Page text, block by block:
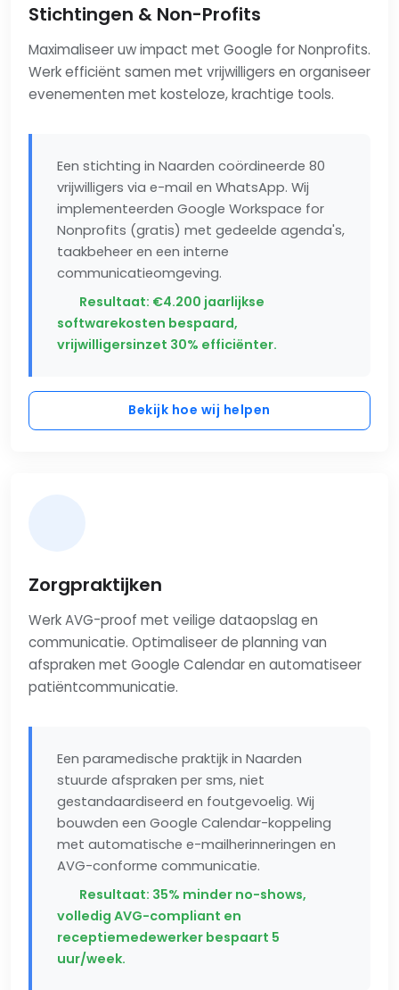
Stichtingen & Non-Profits
Maximaliseer uw impact met Google for Nonprofits.
Werk efficiënt samen met vrijwilligers en organiseer
evenementen met kosteloze, krachtige tools.
Een stichting in Naarden coördineerde 80
vrijwilligers via e-mail en WhatsApp. Wij
implementeerden Google Workspace for
Nonprofits (gratis) met gedeelde agenda's,
taakbeheer en een interne
communicatieomgeving.
Resultaat: €4.200 jaarlijkse
softwarekosten bespaard,
vrijwilligersinzet 30% efficiënter.
Bekijk hoe wij helpen
Zorgpraktijken
Werk AVG-proof met veilige dataopslag en
communicatie. Optimaliseer de planning van
afspraken met Google Calendar en automatiseer
patiëntcommunicatie.
Een paramedische praktijk in Naarden
stuurde afspraken per sms, niet
gestandaardiseerd en foutgevoelig. Wij
bouwden een Google Calendar-koppeling
met automatische e-mailherinneringen en
AVG-conforme communicatie.
Resultaat: 35% minder no-shows,
volledig AVG-compliant en
receptiemedewerker bespaart 5
uur/week.